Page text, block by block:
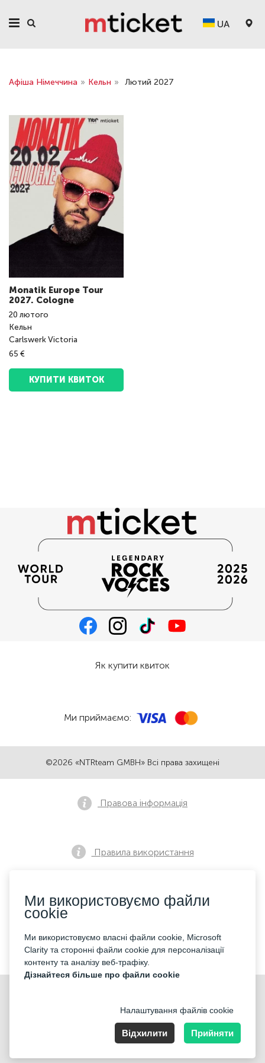
UA
Афіша Німеччина » Кельн » Лютий 2027
Monatik Europe Tour
2027. Cologne
20 лютого
Кельн
Carlswerk Victoria
65 €
КУПИТИ КВИТОК
©2026 «NTRteam GMBH» Всі права захищені
Як купити квиток
Ми приймаємо:
Правова інформація
Правила використання
Політика конфіденційності
Контакти
Nummer der Firma: 40221 Düsseldorf, Registered address:
Ми використовуємо файли
cookie
Ми використовуємо власні файли cookie, Microsoft
Clarity та сторонні файли cookie для персоналізації
контенту та аналізу веб-трафіку.
Дізнайтеся більше про файли cookie
Налаштування файлів cookie
Відхилити Прийняти